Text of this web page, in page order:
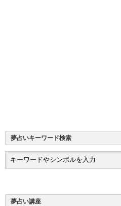
夢占いキーワード検索
夢占い講座